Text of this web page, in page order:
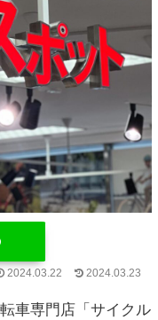
2024.03.22 2024.03.23
車専門店「サイクル